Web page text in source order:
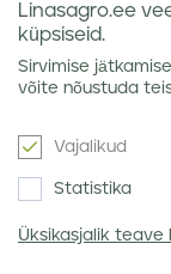
Kauba
Teraviljaturu
Uudiskiri
Linasagro.ee
küpsiseid.
Sirvimise
võite nõustuda
Vajalikud
Statistika
Üksikasjalik teave